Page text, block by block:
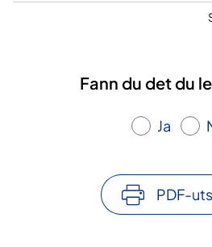
Fann du det du
Ja
PDF-